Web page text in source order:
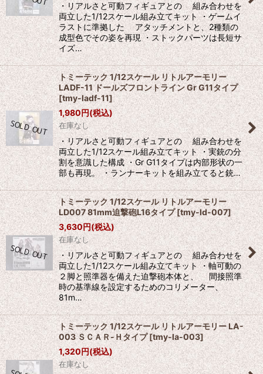
・リアルさと可動フィギュアとの 組み合わせを
両立した1/12スケール組み立てキット ・ゲームイ
ラストに準拠した アタッチメントと、2種類の
成型色でその姿を再現 ・ストックパーツは長短サ
イズ…
トミーテック 1/12スケール リトルアーモリー
LADF-11 ドールズフロントライン Gr G11タイプ
[tmy-ladf-11]
1,980円(税込)
在庫なし
・リアルさと可動フィギュアとの 組み合わせを
両立した1/12スケール組み立てキット ・実銃の分
割を意識した構成 ・Gr G11タイプは内部形状の一
部も再現。 ・ランナーキットを組み立てると銃…
トミーテック 1/12スケール リトルアーモリー
LD007 81mm迫撃砲L16タイプ[tmy-ld-007]
3,630円(税込)
在庫なし
・リアルさと可動フィギュアとの 組み合わせを
両立した1/12スケール組み立てキット ・軸可動の
２脚と照準器を備えた迫撃砲本体と、 間接照準
時の基準線を設定するためのコリメーター、
81m…
トミーテック 1/12スケール リトルアーモリー LA-
003 ＳＣＡＲ-Ｈタイプ[tmy-la-003]
1,320円(税込)
在庫なし